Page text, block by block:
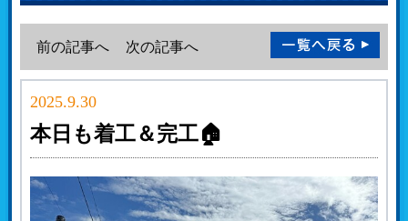
前の記事へ 次の記事へ
2025.9.30
本日も着工＆完工🏠